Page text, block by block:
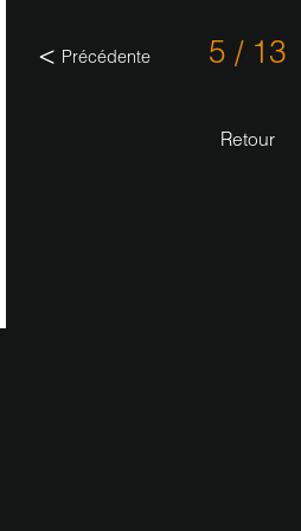
Précédente 5 / 13
Retour